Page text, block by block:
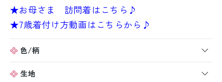
★お母さま 訪問着はこちら♪
★7歳着付け方動画はこちらから♪
色/柄
生地